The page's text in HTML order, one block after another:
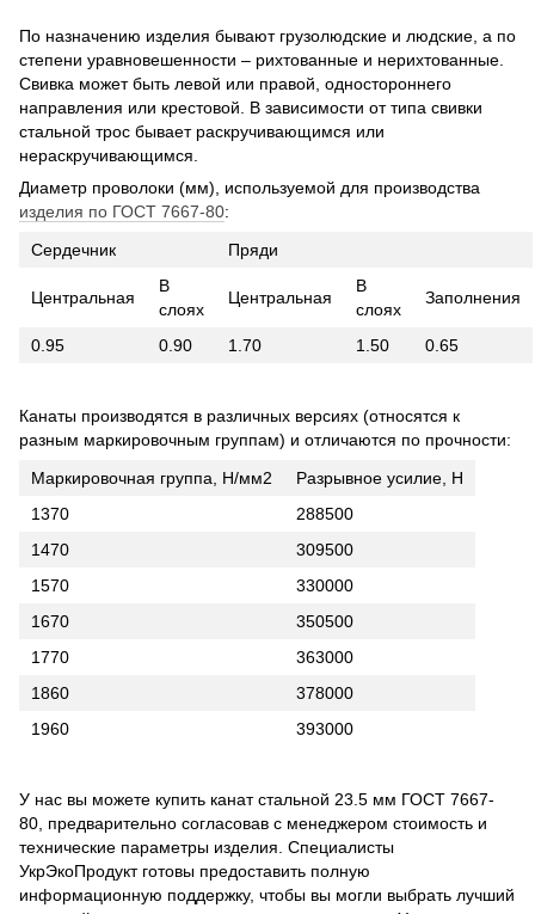
По назначению изделия бывают грузолюдские и людские, а по
степени уравновешенности – рихтованные и нерихтованные.
Свивка может быть левой или правой, одностороннего
направления или крестовой. В зависимости от типа свивки
стальной трос бывает раскручивающимся или
нераскручивающимся.
Диаметр проволоки (мм), используемой для производства
изделия по ГОСТ 7667-80:
Сердечник
Пряди
Центральная
В
слоях
Центральная
В
слоях
Заполнения
0.95 0.90 1.70 1.50 0.65
Канаты производятся в различных версиях (относятся к
разным маркировочным группам) и отличаются по прочности:
Маркировочная группа, Н/мм2
Разрывное усилие, Н
1370
288500
1470
309500
1570
330000
1670
350500
1770
363000
1860
378000
1960
393000
У нас вы можете купить канат стальной 23.5 мм ГОСТ 7667-
80, предварительно согласовав с менеджером стоимость и
технические параметры изделия. Специалисты
УкрЭкоПродукт готовы предоставить полную
информационную поддержку, чтобы вы могли выбрать лучший